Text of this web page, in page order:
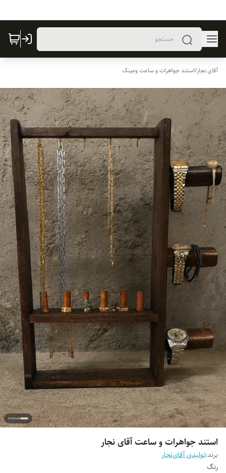
آقای نجار/استند جواهرات و ساعت وعینک
استند جواهرات و ساعت آقای نجار
برند:تولیدی آقای‌نجار
رنگ